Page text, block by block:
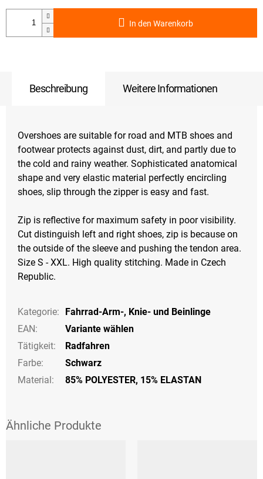
In den Warenkorb
Beschreibung Weitere Informationen
Overshoes are suitable forroad and MTB shoes and
footwear protects against dust, dirt, and partly due to
the cold and rainy weather. Sophisticated anatomical
shape and very elastic material perfectly encircling
shoes, slip through the zipper is easy and fast.
Zip is reflective for maximum safety in poor visibility.
Cut distinguish left and right shoes, zip is because on
the outside of the sleeve and pushing the tendon area.
Size S - XXL. High quality stitching. Made in Czech
Republic.
Kategorie:
Fahrrad-Arm-, Knie- und Beinlinge
EAN:
Variante wählen
Tätigkeit:
Radfahren
Farbe:
Schwarz
Material:
85% POLYESTER, 15% ELASTAN